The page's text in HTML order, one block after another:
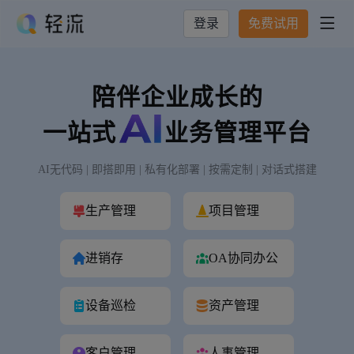
登录 免费试用 
陪伴企业成长的
一站式
业务管理平台
AI无代码 | 即搭即用 | 私有化部署 | 按需定制 | 对话式搭建
生产管理 项目管理
进销存 OA协同办公
设备巡检 资产管理